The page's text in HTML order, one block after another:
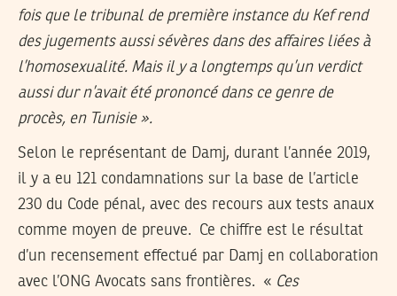
fois que le tribunal de première instance du Kef rend
des jugements aussi sévères dans des affaires liées à
l’homosexualité. Mais il y a longtemps qu’un verdict
aussi dur n’avait été prononcé dans ce genre de
procès, en Tunisie ».
Selon le représentant de Damj, durant l’année 2019,
il y a eu 121 condamnations sur la base de l’article
230 du Code pénal, avec des recours aux tests anaux
comme moyen de preuve. Ce chiffre est le résultat
d’un recensement effectué par Damj en collaboration
avec l’ONG Avocats sans frontières. « Ces